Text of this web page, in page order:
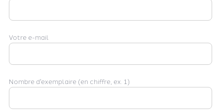
Votre e-mail
Nombre d'exemplaire (en chiffre, ex. 1)